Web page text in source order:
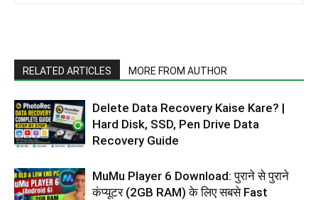
RELATED ARTICLES MORE FROM AUTHOR
Delete Data Recovery Kaise Kare? |
Hard Disk, SSD, Pen Drive Data
Recovery Guide
MuMu Player 6 Download: पुराने से पुराने
कंप्यूटर (2GB RAM) के लिए सबसे Fast